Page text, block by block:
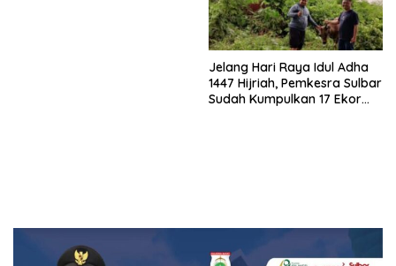
Jelang Hari Raya Idul Adha
1447 Hijriah, Pemkesra Sulbar
Sudah Kumpulkan 17 Ekor